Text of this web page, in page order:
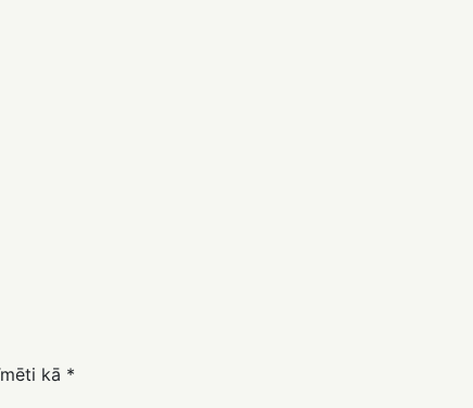
kā *